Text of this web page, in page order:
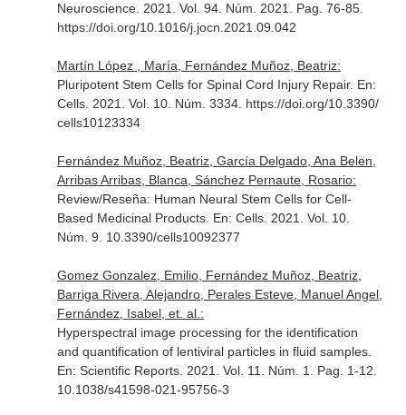
Neuroscience. 2021. Vol. 94. Núm. 2021. Pag. 76-85.
https://doi.org/10.1016/j.jocn.2021.09.042
Martín López , María, Fernández Muñoz, Beatriz:
Pluripotent Stem Cells for Spinal Cord Injury Repair. En:
Cells. 2021. Vol. 10. Núm. 3334. https://doi.org/10.3390/
cells10123334
Fernández Muñoz, Beatriz, García Delgado, Ana Belen,
Arribas Arribas, Blanca, Sánchez Pernaute, Rosario:
Review/Reseña: Human Neural Stem Cells for Cell-
Based Medicinal Products. En: Cells. 2021. Vol. 10.
Núm. 9. 10.3390/cells10092377
Gomez Gonzalez, Emilio, Fernández Muñoz, Beatriz,
Barriga Rivera, Alejandro, Perales Esteve, Manuel Angel,
Fernández, Isabel, et. al.:
Hyperspectral image processing for the identification
and quantification of lentiviral particles in fluid samples.
En: Scientific Reports. 2021. Vol. 11. Núm. 1. Pag. 1-12.
10.1038/s41598-021-95756-3